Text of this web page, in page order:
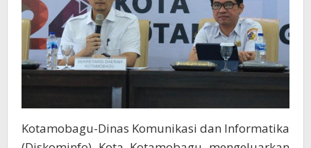
Kotamobagu-Dinas Komunikasi dan Informatika